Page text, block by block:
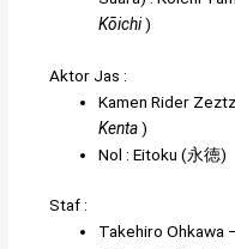
Kōichi)
Aktor Jas :
Kamen Rider Zeztz
Kenta)
Nol :Eitoku(永徳)
Staf :
Takehiro Ohkawa